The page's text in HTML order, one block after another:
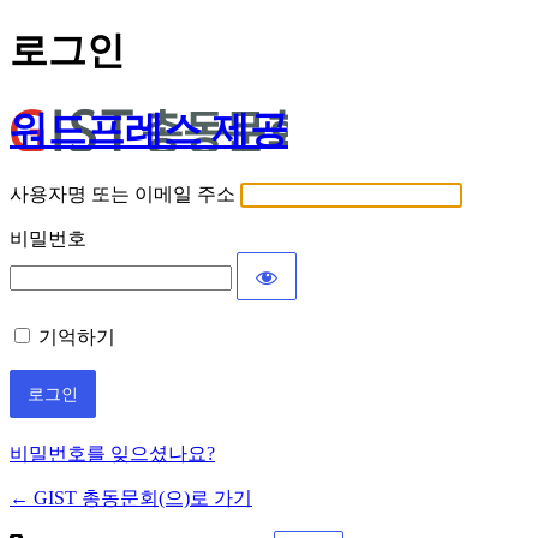
로그인
워드프레스 제공
사용자명 또는 이메일 주소
비밀번호
기억하기
비밀번호를 잊으셨나요?
← GIST 총동문회(으)로 가기